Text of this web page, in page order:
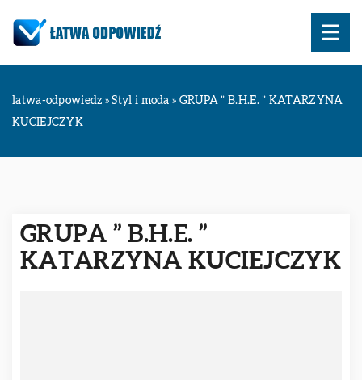
latwa-odpowiedz »Styl i moda » GRUPA ” B.H.E. ” KATARZYNA
KUCIEJCZYK
GRUPA ” B.H.E. ”
KATARZYNA KUCIEJCZYK